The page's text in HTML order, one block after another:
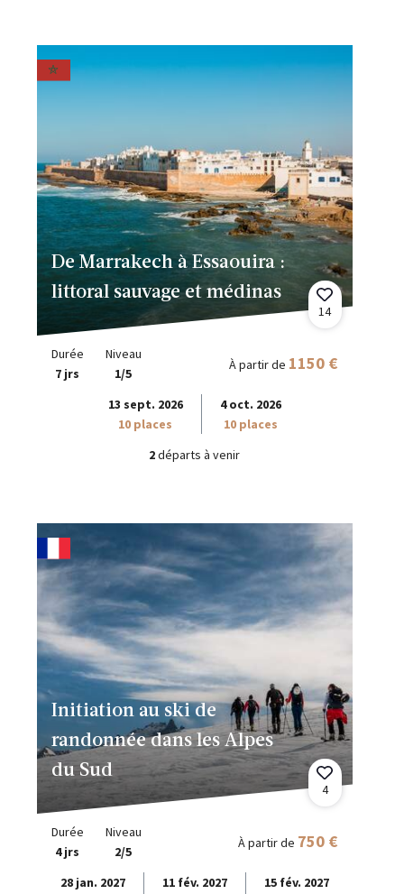
De Marrakech à Essaouira :
littoral sauvage et médinas
14
Durée
7 jrs
Niveau
1/5
À partir de 1150 €
13 sept. 2026
10 places
4 oct. 2026
10 places
2départs à venir
Initiation au ski de
randonnée dans les Alpes
du Sud
4
Durée
4 jrs
Niveau
2/5
À partir de 750 €
28 jan. 2027
11 fév. 2027
15 fév. 2027